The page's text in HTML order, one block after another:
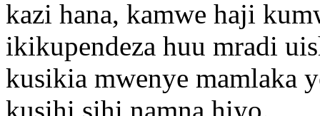
kazi hana, kamwe haji
ikikupendeza huu mradi
kusikia mwenye mamlaka
kusihi sihi namna hiyo.